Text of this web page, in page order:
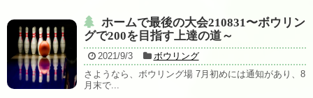
ホームで最後の大会210831〜ボウリン
グで200を目指す上達の道～
2021/9/3
ボウリング
さようなら、ボウリング場 7月初めには通知があり、8
月末で...